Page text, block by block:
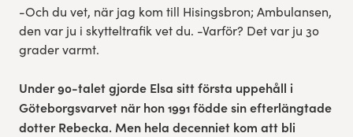
-Och du vet, när jag kom till Hisingsbron; Ambulansen,
den var ju i skytteltrafik vet du. -Varför? Det var ju 30
grader varmt.
Under 90-talet gjorde Elsa sitt första uppehåll i
Göteborgsvarvet när hon 1991 födde sin efterlängtade
dotter Rebecka. Men hela decenniet kom att bli